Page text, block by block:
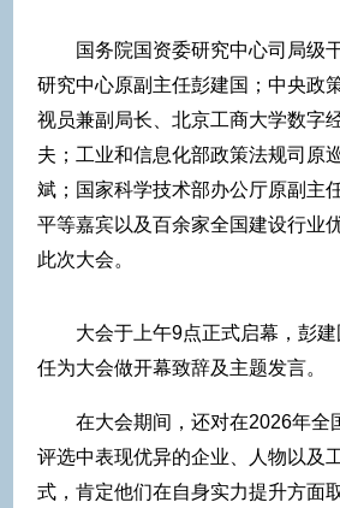
国务院国资委研究中心司局级
研究中心原副主任彭建国；中央政
视员兼副局长、北京工商大学数字
夫；工业和信息化部政策法规司原
斌；国家科学技术部办公厅原副主
平等嘉宾以及百余家全国建设行业
此次大会。
大会于上午9点正式启幕，彭
任为大会做开幕致辞及主题发言。
在大会期间，还对在2026年全
评选中表现优异的企业、人物以及
式，肯定他们在自身实力提升方面